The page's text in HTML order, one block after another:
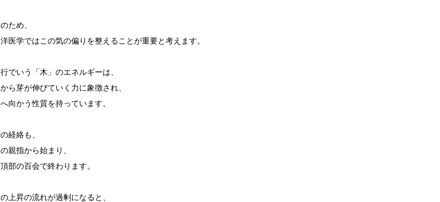
ため、
医学ではこの気の偏りを整えることが重要と考えます。
でいう「木」のエネルギーは、
ら芽が伸びていく力に象徴され、
向かう性質を持っています。
経絡も、
親指から始まり、
部の百会で終わります。
上昇の流れが過剰になると、